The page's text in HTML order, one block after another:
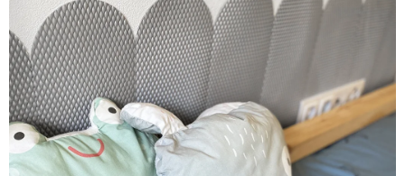
hvězdiček.